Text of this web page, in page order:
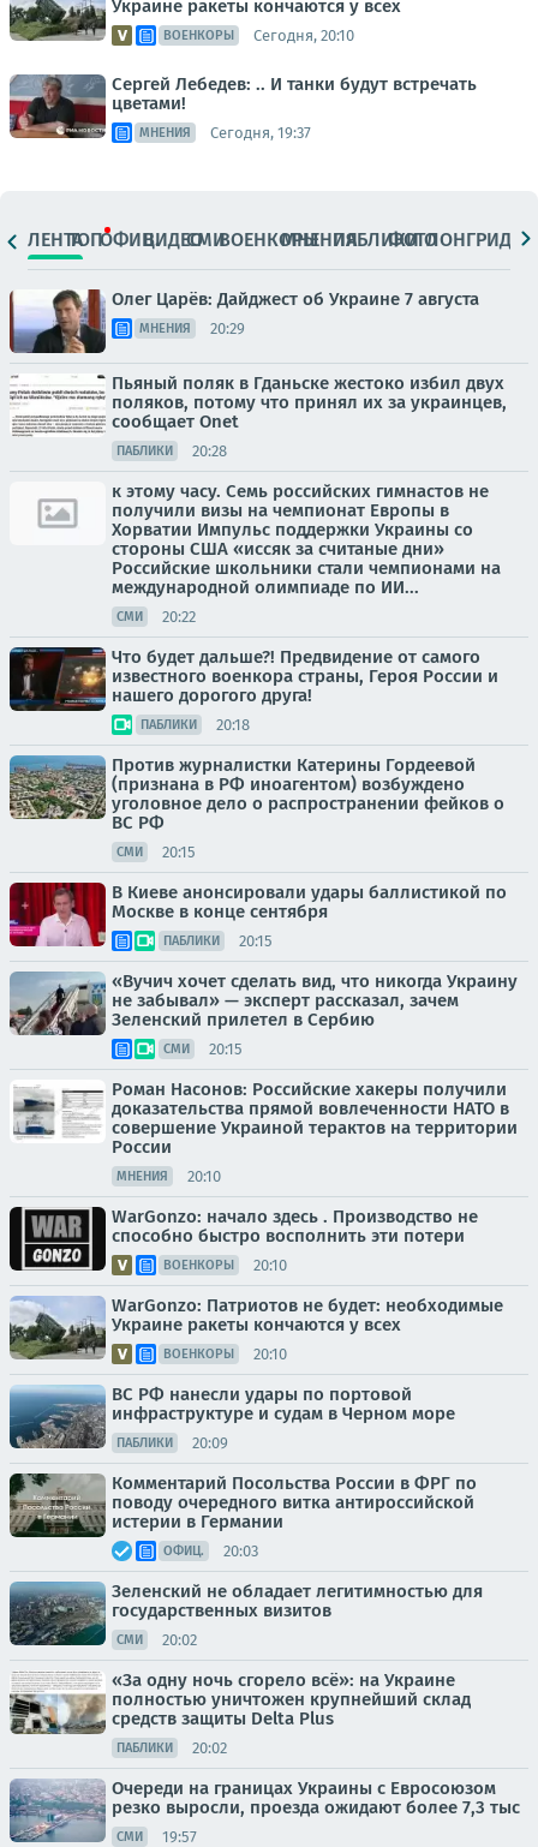
Украине ракеты кончаются у всех
ВОЕНКОРЫ Сегодня, 20:10
Сергей Лебедев: .. И танки будут встречать
цветами!
МНЕНИЯ Сегодня, 19:37
ЛЕНТАТОПОФИЦ.ВИДЕОСМИВОЕНКОРЫМНЕНИЯПАБЛИКИ
ФОТОЛОНГРИДЫ
Олег Царёв: Дайджест об Украине 7 августа
МНЕНИЯ 20:29
Пьяный поляк в Гданьске жестоко избил двух
поляков, потому что принял их за украинцев,
сообщает Onet
ПАБЛИКИ 20:28
к этому часу. Семь российских гимнастов не
получили визы на чемпионат Европы в
Хорватии Импульс поддержки Украины со
стороны США «иссяк за считаные дни»
Российские школьники стали чемпионами на
международной олимпиаде по ИИ...
СМИ 20:22
Что будет дальше?! Предвидение от самого
известного военкора страны, Героя России и
нашего дорогого друга!
ПАБЛИКИ 20:18
Против журналистки Катерины Гордеевой
(признана в РФ иноагентом) возбуждено
уголовное дело о распространении фейков о
ВС РФ
СМИ 20:15
В Киеве анонсировали удары баллистикой по
Москве в конце сентября
ПАБЛИКИ 20:15
«Вучич хочет сделать вид, что никогда Украину
не забывал» — эксперт рассказал, зачем
Зеленский прилетел в Сербию
СМИ 20:15
Роман Насонов: Российские хакеры получили
доказательства прямой вовлеченности НАТО в
совершение Украиной терактов на территории
России
МНЕНИЯ 20:10
WarGonzo: начало здесь . Производство не
способно быстро восполнить эти потери
ВОЕНКОРЫ 20:10
WarGonzo: Патриотов не будет: необходимые
Украине ракеты кончаются у всех
ВОЕНКОРЫ 20:10
ВС РФ нанесли удары по портовой
инфраструктуре и судам в Черном море
ПАБЛИКИ 20:09
Комментарий Посольства России в ФРГ по
поводу очередного витка антироссийской
истерии в Германии
ОФИЦ. 20:03
Зеленский не обладает легитимностью для
государственных визитов
СМИ 20:02
«За одну ночь сгорело всё»: на Украине
полностью уничтожен крупнейший склад
средств защиты Delta Plus
ПАБЛИКИ 20:02
Очереди на границах Украины с Евросоюзом
резко выросли, проезда ожидают более 7,3 тыс
СМИ 19:57